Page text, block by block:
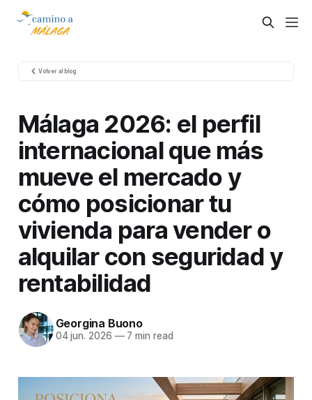
Volver al blog
Málaga 2026: el perfil
internacional que más
mueve el mercado y
cómo posicionar tu
vivienda para vender o
alquilar con seguridad y
rentabilidad
Georgina Buono
04 jun. 2026 —7 min read